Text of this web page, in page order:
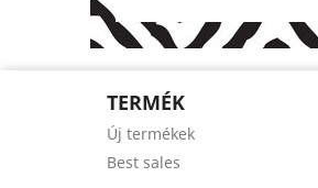
TERMÉK
Új termékek
Best sales